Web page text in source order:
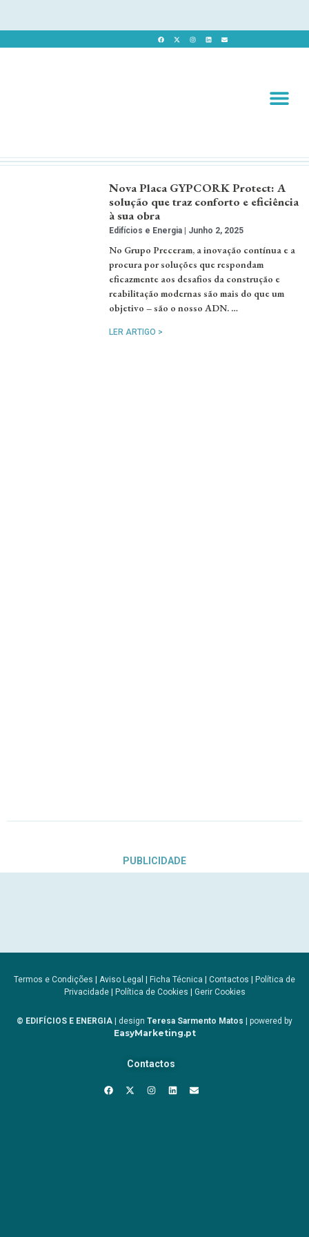
Nova Placa GYPCORK Protect: A
solução que traz conforto e eficiência
à sua obra
Edifícios e Energia Junho 2, 2025
No Grupo Preceram, a inovação contínua e a
procura por soluções que respondam
eficazmente aos desafios da construção e
reabilitação modernas são mais do que um
objetivo – são o nosso ADN. …
LER ARTIGO >
PUBLICIDADE
Termos e Condições | Aviso Legal | Ficha Técnica | Contactos | Política de
Privacidade| Política de Cookies | Gerir Cookies
© EDIFÍCIOS E ENERGIA | design Teresa Sarmento Matos | powered by
EasyMarketing.pt
Contactos